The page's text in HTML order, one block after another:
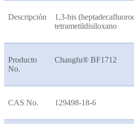
Descripción
1,3-bis
tetrametildisiloxano
Producto
No.
Changfu® BF1712
CAS No. 129498-18-6